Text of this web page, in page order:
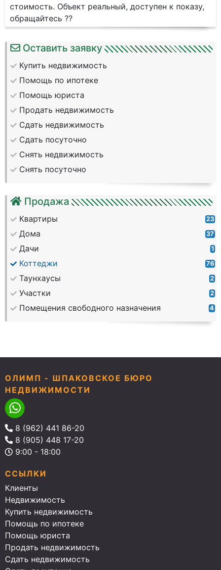
Оставить заявку
Купить недвижимость
Помощь по ипотеке
Помощь юриста
Продать недвижимость
Сдать недвижимость
Сдать посуточно
Снять недвижимость
Снять посуточно
Продажа
Квартиры 23
Дома 37
Дачи 1
Коттеджи 76
Таунхаусы 2
Участки 2
Помещения свободного назначения 4
стоимость. Объект реальный, доступен к показу,
обращайтесь ??
ОЛИМП - ШПАКОВСКОЕ БЮРО
НЕДВИЖИМОСТИ
8 (962) 441 86-20
8 (905) 448 17-20
9:00 - 18:00
ССЫЛКИ
Клиенты
Недвижимость
Купить недвижимость
Помощь по ипотеке
Помощь юриста
Продать недвижимость
Сдать недвижимость